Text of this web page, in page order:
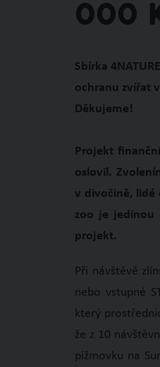
000
Sbírka
ochranu zvířat
Děkujeme!
Projekt
oslovil.
v divočině, lidé
zoo je jedinou
projekt.
Při návštěvě
nebo vstupné
který
že z 10
pižmovku na